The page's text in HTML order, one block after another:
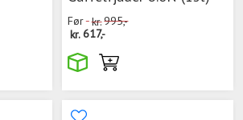
Før kr.995,-
kr.617,-